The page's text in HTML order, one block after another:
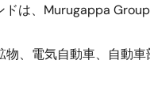
は、 Murugappa Group
、電気自動車、自動